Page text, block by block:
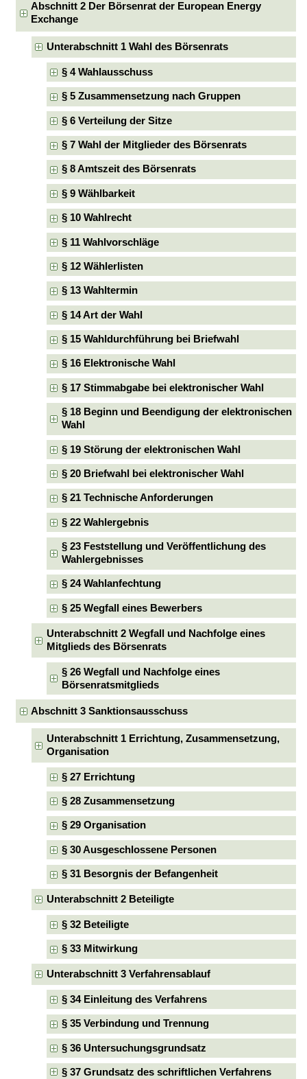
Abschnitt 2 Der Börsenrat der European Energy
Exchange
Unterabschnitt 1 Wahl des Börsenrats
§ 4 Wahlausschuss
§ 5 Zusammensetzung nach Gruppen
§ 6 Verteilung der Sitze
§ 7 Wahl der Mitglieder des Börsenrats
§ 8 Amtszeit des Börsenrats
§ 9 Wählbarkeit
§ 10 Wahlrecht
§ 11 Wahlvorschläge
§ 12 Wählerlisten
§ 13 Wahltermin
§ 14 Art der Wahl
§ 15 Wahldurchführung bei Briefwahl
§ 16 Elektronische Wahl
§ 17 Stimmabgabe bei elektronischer Wahl
§ 18 Beginn und Beendigung der elektronischen
Wahl
§ 19 Störung der elektronischen Wahl
§ 20 Briefwahl bei elektronischer Wahl
§ 21 Technische Anforderungen
§ 22 Wahlergebnis
§ 23 Feststellung und Veröffentlichung des
Wahlergebnisses
§ 24 Wahlanfechtung
§ 25 Wegfall eines Bewerbers
Unterabschnitt 2 Wegfall und Nachfolge eines
Mitglieds des Börsenrats
§ 26 Wegfall und Nachfolge eines
Börsenratsmitglieds
Abschnitt 3 Sanktionsausschuss
Unterabschnitt 1 Errichtung, Zusammensetzung,
Organisation
§ 27 Errichtung
§ 28 Zusammensetzung
§ 29 Organisation
§ 30 Ausgeschlossene Personen
§ 31 Besorgnis der Befangenheit
Unterabschnitt 2 Beteiligte
§ 32 Beteiligte
§ 33 Mitwirkung
Unterabschnitt 3 Verfahrensablauf
§ 34 Einleitung des Verfahrens
§ 35 Verbindung und Trennung
§ 36 Untersuchungsgrundsatz
§ 37 Grundsatz des schriftlichen Verfahrens